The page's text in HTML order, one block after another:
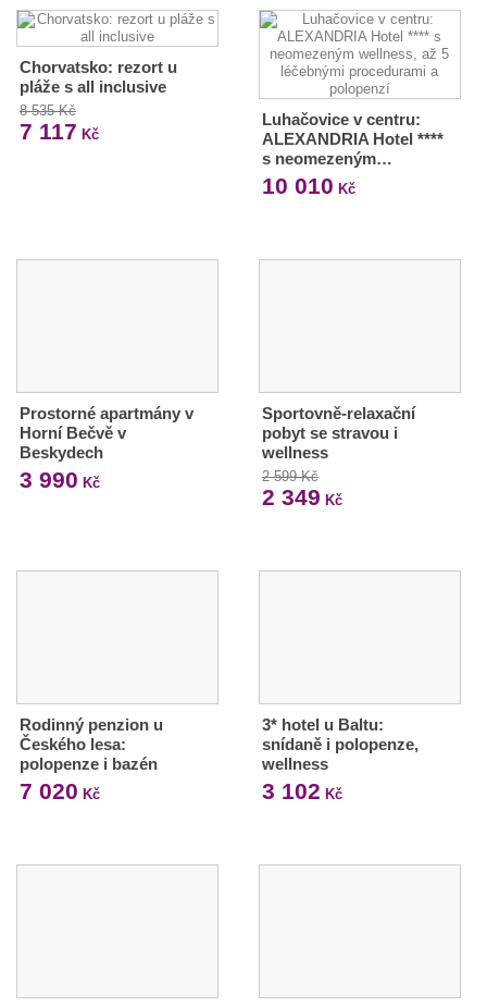
Chorvatsko: rezort u
pláže s all inclusive
8 535 Kč
7 117 Kč
Luhačovice v centru:
ALEXANDRIA Hotel ****
s neomezeným…
10 010 Kč
Prostorné apartmány v
Horní Bečvě v
Beskydech
3 990 Kč
Sportovně-relaxační
pobyt se stravou i
wellness
2 599 Kč
2 349 Kč
Rodinný penzion u
Českého lesa:
polopenze i bazén
7 020 Kč
3* hotel u Baltu:
snídaně i polopenze,
wellness
3 102 Kč